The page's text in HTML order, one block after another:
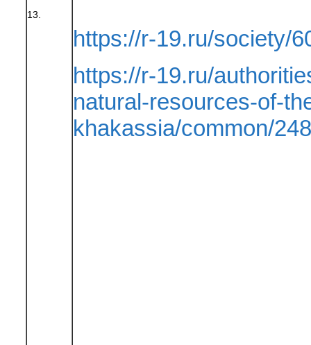
13.
https://r-19.ru/society/
https://r-19.ru/
natural-resources-of-
khakassia/common/